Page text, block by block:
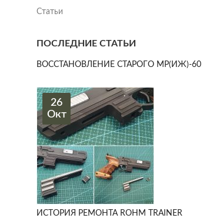
Статьи
ПОСЛЕДНИЕ СТАТЬИ
ВОССТАНОВЛЕНИЕ СТАРОГО МР(ИЖ)-60
26
Окт
ИСТОРИЯ РЕМОНТА ROHM TRAINER